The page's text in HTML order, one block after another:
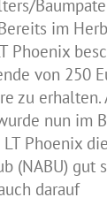
im
Phoenix
von 250
zu erhalten.
nun im
Phoenix
(NABU) gut
darauf